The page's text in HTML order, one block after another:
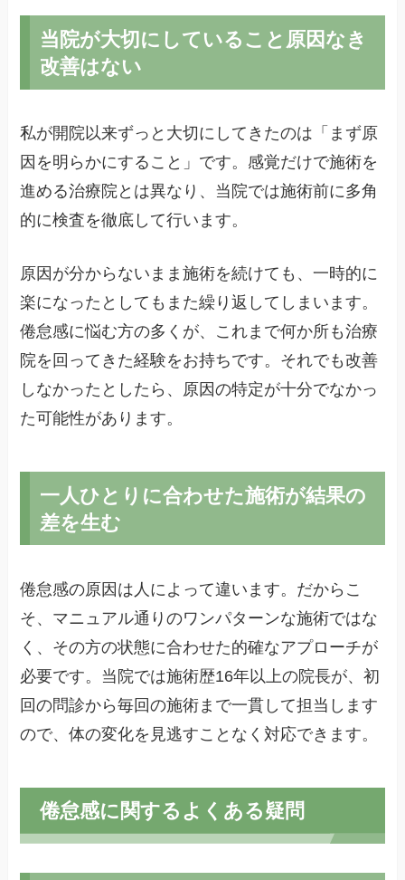
当院が大切にしていること原因なき
改善はない
私が開院以来ずっと大切にしてきたのは「まず原
因を明らかにすること」です。感覚だけで施術を
進める治療院とは異なり、当院では施術前に多角
的に検査を徹底して行います。
原因が分からないまま施術を続けても、一時的に
楽になったとしてもまた繰り返してしまいます。
倦怠感に悩む方の多くが、これまで何か所も治療
院を回ってきた経験をお持ちです。それでも改善
しなかったとしたら、原因の特定が十分でなかっ
た可能性があります。
一人ひとりに合わせた施術が結果の
差を生む
倦怠感の原因は人によって違います。だからこ
そ、マニュアル通りのワンパターンな施術ではな
く、その方の状態に合わせた的確なアプローチが
必要です。当院では施術歴16年以上の院長が、初
回の問診から毎回の施術まで一貫して担当します
ので、体の変化を見逃すことなく対応できます。
倦怠感に関するよくある疑問